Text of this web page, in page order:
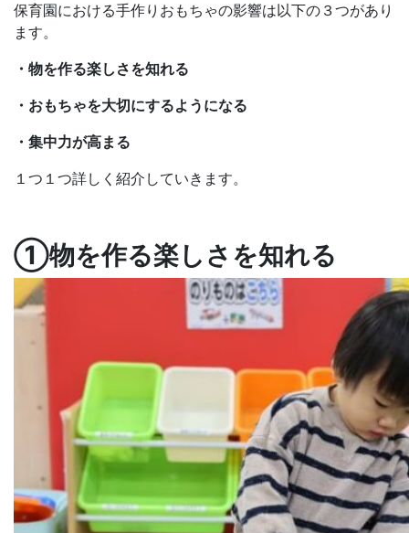
保育園における手作りおもちゃの影響は以下の３つがあり
ます。
・物を作る楽しさを知れる
・おもちゃを大切にするようになる
・集中力が高まる
１つ１つ詳しく紹介していきます。
①物を作る楽しさを知れる